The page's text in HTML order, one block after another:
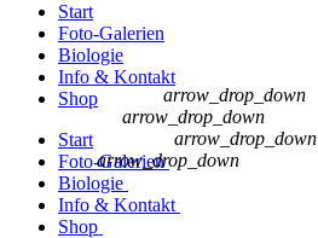
Start
Foto-Galerien
Biologie
Info & Kontakt
Shop
Start
Foto-Galerien
arrow_drop_down
Biologie
arrow_drop_down
Info & Kontakt
arrow_drop_down
Shop
arrow_drop_down